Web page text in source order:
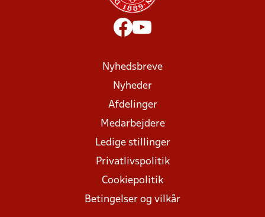
Nyhedsbreve
Nyheder
Afdelinger
Medarbejdere
Ledige stillinger
Privatlivspolitik
Cookiepolitik
Betingelser og vilkår